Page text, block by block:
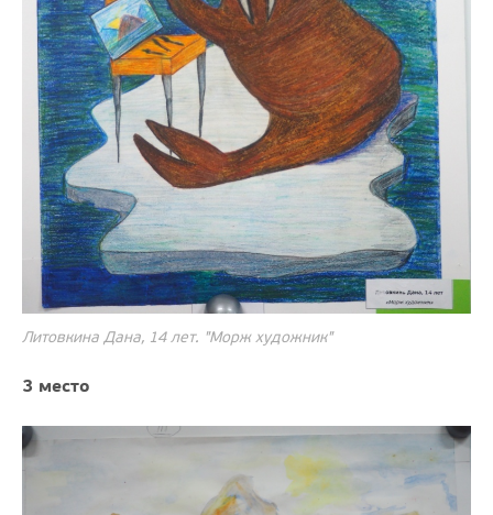
Литовкина Дана, 14 лет. "Морж художник"
3 место